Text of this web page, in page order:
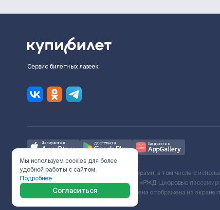
Сервис билетных лазеек
Ж/Д билеты предоставляются партнёрами, в том числе с
с Поставщиком услуг и Договора ООО «РЖД-Цифровые
включает сервисный сбор. Итоговая цена отображена на
Мы используем cookies для более
удобной работы с сайтом.
Подробнее
Согласиться